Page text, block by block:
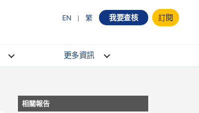
EN 繁 我要查核 訂閱
更多資訊